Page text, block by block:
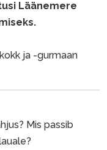
Läänemere
ja -gurmaan
Mis passib